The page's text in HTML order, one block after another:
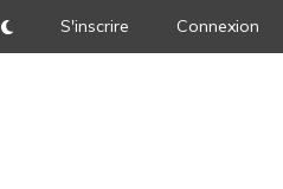
DarkMode
S'inscrire Connexion